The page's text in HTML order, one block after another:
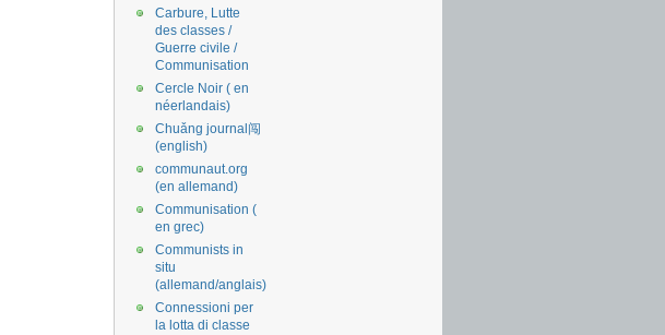
Carbure, Lutte
des classes /
Guerre civile /
Communisation
Cercle Noir ( en
néerlandais)
Chuǎng journal闯
(english)
communaut.org
(en allemand)
Communisation (
en grec)
Communists in
situ
(allemand/anglais)
Connessioni per
la lotta di classe